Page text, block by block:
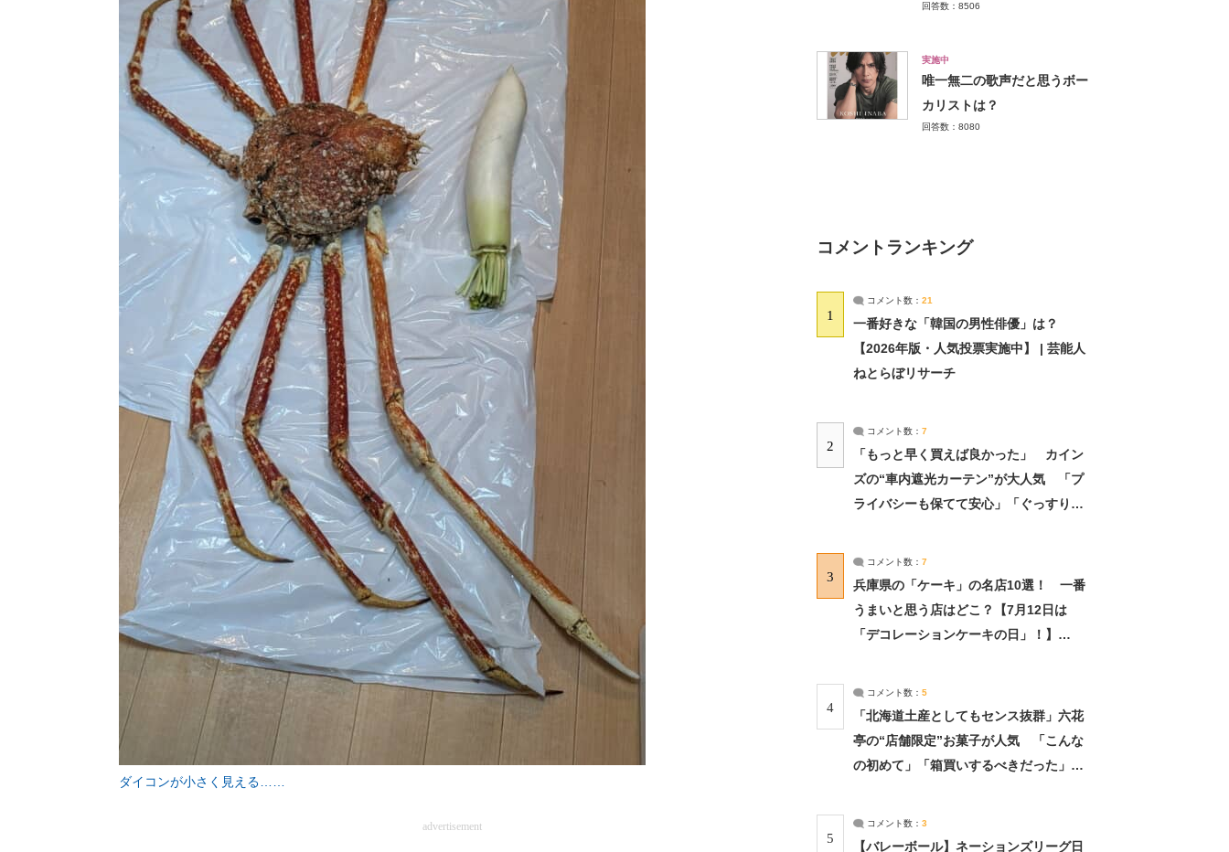
ダイコンが小さく見える……
advertisement
回答数：8506
実施中
唯一無二の歌声だと思うボー
カリストは？
回答数：8080
コメントランキング
1
コメント数： 21
一番好きな「韓国の男性俳優」は？
【2026年版・人気投票実施中】 | 芸能人
ねとらぼリサーチ
2
コメント数： 7
「もっと早く買えば良かった」 カイン
ズの“車内遮光カーテン”が大人気 「プ
ライバシーも保てて安心」「ぐっすり眠
3
コメント数： 7
兵庫県の「ケーキ」の名店10選！ 一番
うまいと思う店はどこ？【7月12日は
「デコレーションケーキの日」！】
4
コメント数： 5
「北海道土産としてもセンス抜群」六花
亭の“店舗限定”お菓子が人気 「こんな
の初めて」「箱買いするべきだった」
5
コメント数： 3
【バレーボール】ネーションズリーグ日